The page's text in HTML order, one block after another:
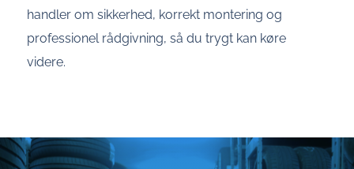
handler om sikkerhed, korrekt montering og
professionel rådgivning, så du trygt kan køre
videre.